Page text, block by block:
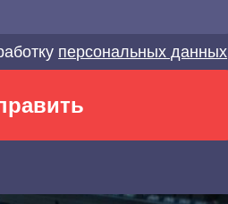
персональных данных